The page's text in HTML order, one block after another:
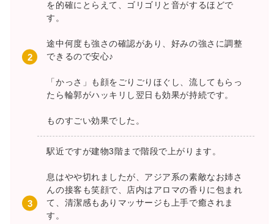
を的確にとらえて、ゴリゴリと音がするほどで
す。
途中何度も強さの確認があり、好みの強さに調整
できるので安心♪
「かっさ」も顔をごりごりほぐし、流してもらっ
たら輪郭がハッキリし翌日も効果が持続です。
ものすごい効果でした。
駅近ですが建物3階まで階段で上がります。
息はやや切れましたが、アジア系の素敵なお姉さ
んの接客も笑顔で、店内はアロマの香りに包まれ
て、清潔感もありマッサージも上手で癒されま
す。